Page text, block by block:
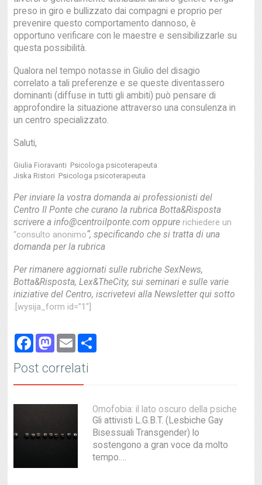
preso in giro e bullizzato dai compagni e proprio per
prevenire questo comportamento dannoso, è
opportuno verificare con le maestre e sensibilizzarle su
questa possibilità.
Qualora nel tempo notasse in Giulio del disagio
correlato a tali preferenze e se queste diventassero
dominanti (diffuse in tutti gli ambiti) può pensare di
approfondire la situazione attraverso una consulenza in
un centro specializzato.
Saluti,
Giulia Fioravanti Psicologa psicoterapeuta
Jiska Ristori Psicologa psicoterapeuta
Per inviare la vostra domanda ai professionisti del
Centro Il Ponte che curano la rubrica Botta&Risposta
scrivere a info@centroilponte.com oppure richiedere un
“consulto anonimo“, specificando che si tratta di una
domanda per la rubrica
Per rimanere aggiornati sulle rubriche SexNews,
Botta&Risposta, Lex&TheCity, sui seminari e sulle varie
iniziative del Centro, iscrivetevi alla Newsletter qui sotto
.[wysija_form id=”1″]
Facebook
Mastodon
Email
Post correlati
Omofobia: il lato oscuro della psiche
Gli attivisti L.G.B.T. (Lesbiche Gay
Bisessuali Transgender) lo
sostengono a gran voce da molto
tempo.…